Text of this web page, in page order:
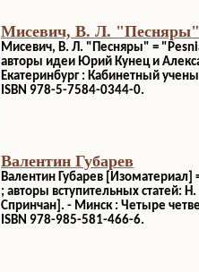
Мисевич, В. Л. "Песняры"
Мисевич, В. Л. "Песняры" =
авторы идеи Юрий Кунец и
Екатеринбург : Кабинетный
ISBN 978-5-7584-0344-0.
Валентин Губарев
Валентин Губарев [Изоматериал]
; авторы вступительных статей:
Спринчан]. - Минск : Четыре
ISBN 978-985-581-466-6.